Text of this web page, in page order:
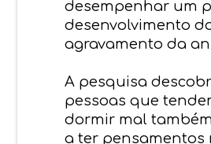
desempenhar um
desenvolvimento
agravamento da
A pesquisa
pessoas que
dormir mal
a ter pensamentos